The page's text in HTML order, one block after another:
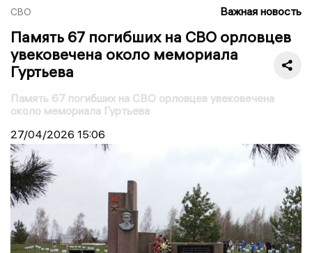
СВО Важная новость
Память 67 погибших на СВО орловцев
увековечена около мемориала
Гуртьева
Память 67 погибших на СВО орловцев увековечена
около мемориала Гуртьева
27/04/2026 15:06